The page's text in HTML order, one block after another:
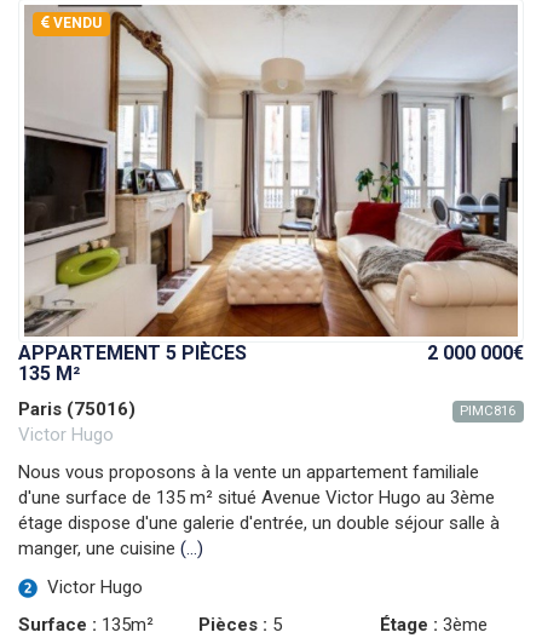
VENDU
APPARTEMENT 5 PIÈCES
135 M²
2 000 000€
Paris (75016)
Victor Hugo
PIMC816
Nous vous proposons à la vente un appartement familiale
d'une surface de 135 m² situé Avenue Victor Hugo au 3ème
étage dispose d'une galerie d'entrée, un double séjour salle à
manger, une cuisine (...)
Victor Hugo
Surface : 135m²
Pièces : 5
Étage : 3ème